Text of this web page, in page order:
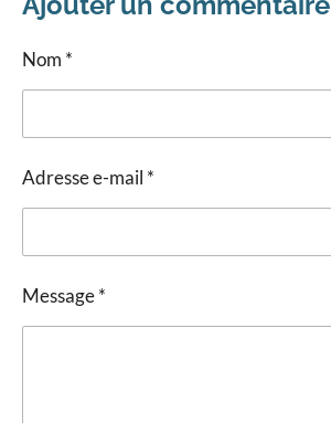
Nom *
Adresse e-mail *
Message *